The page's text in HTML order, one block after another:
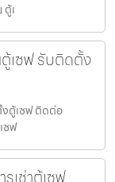
เ
เซฟ รับติดตั้ง
งตู้เซฟ ติดต่อ
ซฟ